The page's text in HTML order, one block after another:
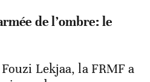
de l’ombre: le
Lekjaa, la FRMF a